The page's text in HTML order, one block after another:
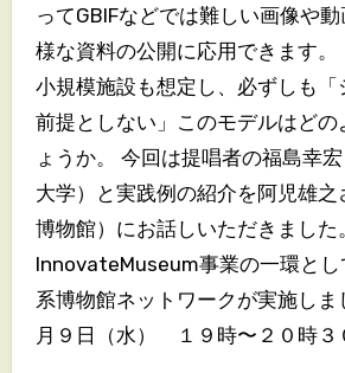
ってGBIFなどでは難しい画像や
様な資料の公開に応用できます
小規模施設も想定し、必ずしも「
前提としない」このモデルはどの
ょうか。 今回は提唱者の福島幸
大学）と実践例の紹介を阿児雄之
博物館）にお話しいただきました
InnovateMuseum事業の一環とし
系博物館ネットワークが実施し
月９日（水） １９時〜２０時３